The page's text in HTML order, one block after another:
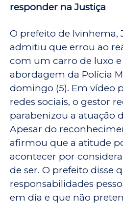
responder na Justiça
O prefeito de Ivinhema,
admitiu que errou ao
com um carro de luxo
abordagem da Polícia
domingo (5). Em vídeo
redes sociais, o gestor
parabenizou a atuação
Apesar do
afirmou que a atitude
acontecer por
de ser. O prefeito disse
responsabilidades
em dia e que não